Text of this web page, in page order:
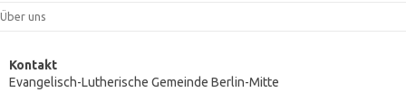
Über uns
Kontakt
Evangelisch-Lutherische Gemeinde Berlin-Mitte